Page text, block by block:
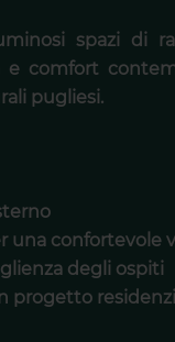
spazi di
e comfort
pugliesi.
una confortevole
degli ospiti
progetto